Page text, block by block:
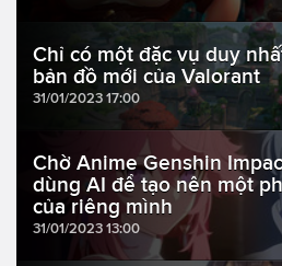
Chỉ có một đặc vụ duy
bản đồ mới của Valorant
31/01/2023 17:00
Chờ Anime Genshin
dùng AI để tạo nên một
của riêng mình
31/01/2023 13:00